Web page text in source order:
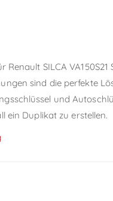
Renault SILCA
sind die perfekte
und
ein Duplikat zu erstellen.